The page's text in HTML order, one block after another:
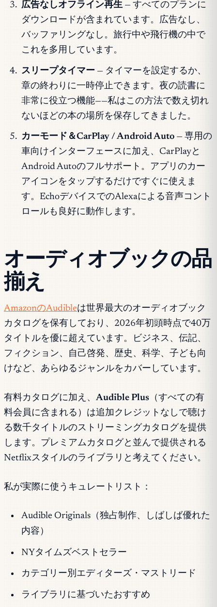
広告なしオフライン再生— すべてのプランに
ダウンロードが含まれています。広告なし、
バッファリングなし。旅行中や飛行機の中で
これを多用しています。
スリープタイマー— タイマーを設定するか、
章の終わりに一時停止できます。夜の読書に
非常に役立つ機能——私はこの方法で数え切れ
ないほどの本の場所を保存してきました。
カーモード＆CarPlay / Android Auto— 専用の
車向けインターフェースに加え、CarPlayと
Android Autoのフルサポート。アプリのカー
アイコンをタップするだけですぐに使えま
す。EchoデバイスでのAlexaによる音声コント
ロールも良好に動作します。
オーディオブックの品
揃え
AmazonのAudibleは世界最大のオーディオブック
カタログを保有しており、2026年初頭時点で40万
タイトルを優に超えています。ビジネス、伝記、
フィクション、自己啓発、歴史、科学、子ども向
けなど、あらゆるジャンルをカバーしています。
有料カタログに加え、 Audible Plus （すべての有
料会員に含まれる）は追加クレジットなしで聴け
る数千タイトルのストリーミングカタログを提供
します。プレミアムカタログと並んで提供される
Netflixスタイルのライブラリと考えてください。
私が実際に使うキュレートリスト：
Audible Originals（独占制作、しばしば優れた
内容）
NYタイムズベストセラー
カテゴリー別エディターズ・マストリード
ライブラリに基づいたおすすめ